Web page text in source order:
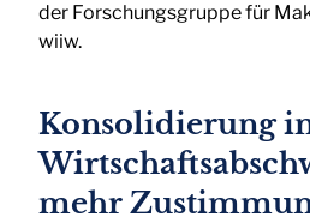
der Forschungsgruppe für
wiiw.
Konsolidierung
mehr